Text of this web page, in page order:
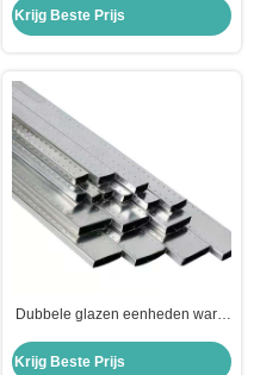
gordijnwandglas met
dubbellaagige isolatie
Krijg Beste Prijs
Dubbele glazen eenheden warm
butylrubberdichtingsmiddel met
Krijg Beste Prijs